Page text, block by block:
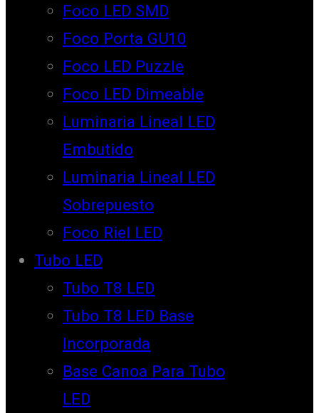
Foco LED SMD
Foco Porta GU10
Foco LED Puzzle
Foco LED Dimeable
Luminaria Lineal LED
Embutido
Luminaria Lineal LED
Sobrepuesto
Foco Riel LED
Tubo LED
Tubo T8 LED
Tubo T8 LED Base
Incorporada
Base Canoa Para Tubo
LED